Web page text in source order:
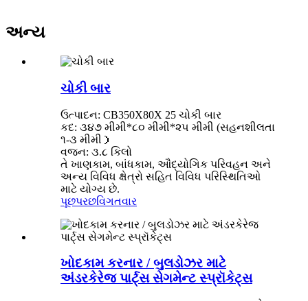
અન્ય
ચોકી બાર
ઉત્પાદન: CB350X80X 25 ચોકી બાર
કદ: ૩૪૭ મીમી*૮૦ મીમી*૨૫ મીમી (સહનશીલતા
૧-૩ મીમી）
વજન: ૩.૮ કિલો
તે ખાણકામ, બાંધકામ, ઔદ્યોગિક પરિવહન અને
અન્ય વિવિધ ક્ષેત્રો સહિત વિવિધ પરિસ્થિતિઓ
માટે યોગ્ય છે.
પૂછપરછવિગતવાર
ખોદકામ કરનાર / બુલડોઝર માટે
અંડરકેરેજ પાર્ટ્સ સેગમેન્ટ સ્પ્રૉકેટ્સ